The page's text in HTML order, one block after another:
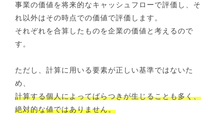
事業の価値を将来的なキャッシュフローで評価し、そ
れ以外はその時点での価値で評価します。
それぞれを合算したものを企業の価値と考えるので
す。
ただし、計算に用いる要素が正しい基準ではないた
め、
計算する個人によってばらつきが生じることも多く、
絶対的な値ではありません。